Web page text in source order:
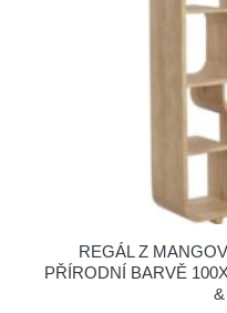
REGÁL Z
PŘÍRODNÍ BARVĚ